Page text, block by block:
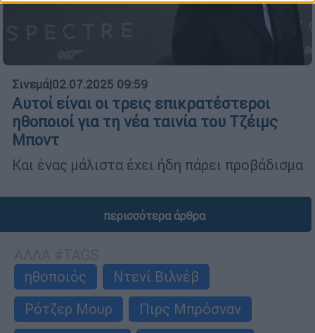
Σινεμά|02.07.2025 09:59
Αυτοί είναι οι τρεις επικρατέστεροι
ηθοποιοί για τη νέα ταινία του Τζέιμς
Μποντ
Και ένας μάλιστα έχει ήδη πάρει προβάδισμα
περισσότερα άρθρα
ηθοποιός
Ντενί Βιλνέβ
Ρότζερ Μουρ
Πιρς Μπρόσναν